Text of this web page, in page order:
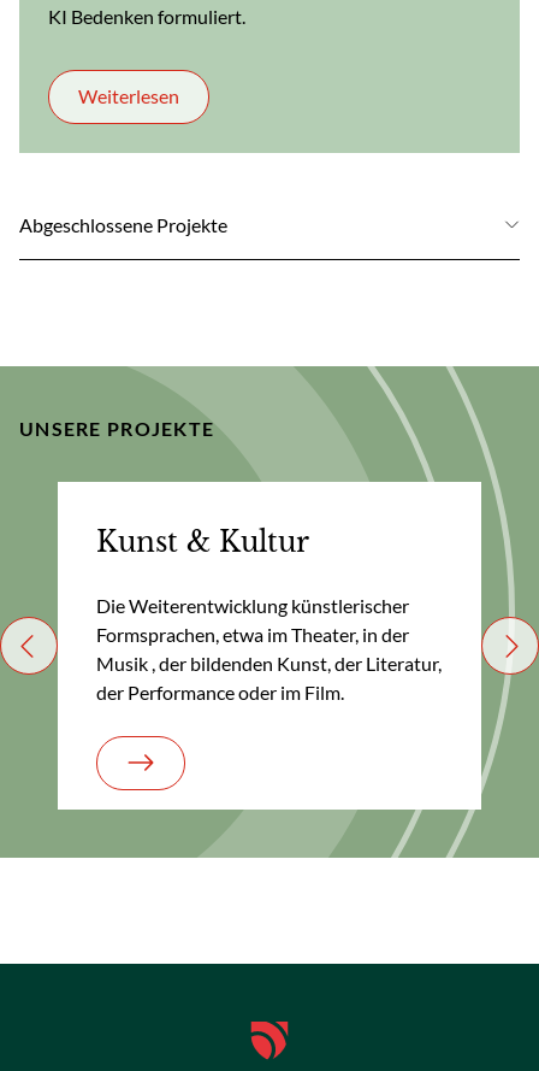
KI Bedenken formuliert.
Weiterlesen
Abgeschlossene Projekte
UNSERE PROJEKTE
Kunst & Kultur
Die Weiterentwicklung künstlerischer
Formsprachen, etwa im Theater, in der
Musik , der bildenden Kunst, der Literatur,
der Performance oder im Film.
Previous